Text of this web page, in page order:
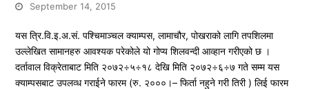
September 14, 2015
यस त्रि.वि.इ.अ.सं. पश्चिमाञ्चल क्याम्पस, लामाचौर, पोखराको लागि तपशिलमा
उल्लेखित सामानहरु आवश्यक परेकोले यो गोप्य शिलवन्दी आव्हान गरीएको छ ।
दर्तावाल विक्रेताबाट मिति २०७२÷५÷१८ देखि मिति २०७२÷६÷७ गते सम्म यस
क्याम्पसबाट उपलव्ध गराईने फारम (रु. २०००।– फिर्ता नहुने गरी तिरी ) लिई फारम